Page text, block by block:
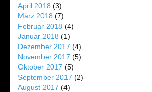
April 2018 (3)
März 2018 (7)
Februar 2018 (4)
Januar 2018 (1)
Dezember 2017 (4)
November 2017 (5)
Oktober 2017 (5)
September 2017 (2)
August 2017 (4)